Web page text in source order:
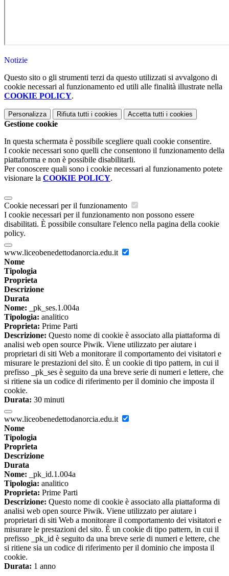
Notizie
Questo sito o gli strumenti terzi da questo utilizzati si avvalgono di
cookie necessari al funzionamento ed utili alle finalità illustrate nella
COOKIE POLICY.
Personalizza Rifiuta tutti i cookies Accetta tutti i cookies
Gestione cookie
In questa schermata è possibile scegliere quali cookie consentire.
I cookie necessari sono quelli che consentono il funzionamento della
piattaforma e non è possibile disabilitarli.
Per conoscere quali sono i cookie necessari al funzionamento potete
visionare la COOKIE POLICY.
Cookie necessari per il funzionamento
I cookie necessari per il funzionamento non possono essere
disabilitati. È possibile consultare l'elenco nella pagina della cookie
policy.
www.liceobenedettodanorcia.edu.it
Nome
Tipologia
Proprieta
Descrizione
Durata
Nome: _pk_ses.1.004a
Tipologia: analitico
Proprieta: Prime Parti
Descrizione: Questo nome di cookie è associato alla piattaforma di
analisi web open source Piwik. Viene utilizzato per aiutare i
proprietari di siti Web a monitorare il comportamento dei visitatori e
misurare le prestazioni del sito. È un cookie di tipo pattern, in cui il
prefisso _pk_ses è seguito da una breve serie di numeri e lettere, che
si ritiene sia un codice di riferimento per il dominio che imposta il
cookie.
Durata: 30 minuti
www.liceobenedettodanorcia.edu.it
Nome
Tipologia
Proprieta
Descrizione
Durata
Nome: _pk_id.1.004a
Tipologia: analitico
Proprieta: Prime Parti
Descrizione: Questo nome di cookie è associato alla piattaforma di
analisi web open source Piwik. Viene utilizzato per aiutare i
proprietari di siti Web a monitorare il comportamento dei visitatori e
misurare le prestazioni del sito. È un cookie di tipo pattern, in cui il
prefisso _pk_id è seguito da una breve serie di numeri e lettere, che
si ritiene sia un codice di riferimento per il dominio che imposta il
cookie.
Durata: 1 anno